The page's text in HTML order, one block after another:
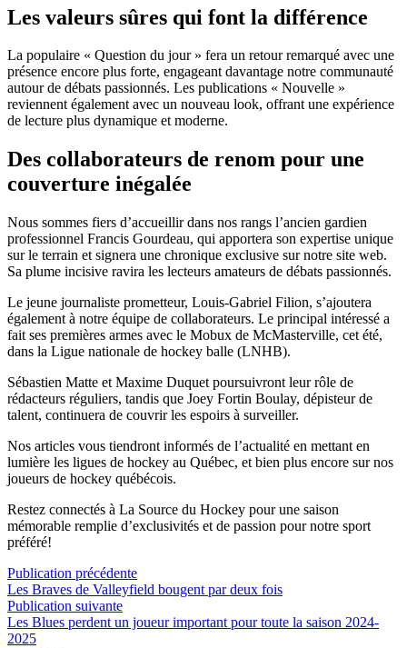
Les valeurs sûres qui font la différence
La populaire « Question du jour » fera un retour remarqué avec une
présence encore plus forte, engageant davantage notre communauté
autour de débats passionnés. Les publications « Nouvelle »
reviennent également avec un nouveau look, offrant une expérience
de lecture plus dynamique et moderne.
Des collaborateurs de renom pour une
couverture inégalée
Nous sommes fiers d’accueillir dans nos rangs l’ancien gardien
professionnel Francis Gourdeau, qui apportera son expertise unique
sur le terrain et signera une chronique exclusive sur notre site web.
Sa plume incisive ravira les lecteurs amateurs de débats passionnés.
Le jeune journaliste prometteur, Louis-Gabriel Filion, s’ajoutera
également à notre équipe de collaborateurs. Le principal intéressé a
fait ses premières armes avec le Mobux de McMasterville, cet été,
dans la Ligue nationale de hockey balle (LNHB).
Sébastien Matte et Maxime Duquet poursuivront leur rôle de
rédacteurs réguliers, tandis que Joey Fortin Boulay, dépisteur de
talent, continuera de couvrir les espoirs à surveiller.
Nos articles vous tiendront informés de l’actualité en mettant en
lumière les ligues de hockey au Québec, et bien plus encore sur nos
joueurs de hockey québécois.
Restez connectés à La Source du Hockey pour une saison
mémorable remplie d’exclusivités et de passion pour notre sport
préféré!
Navigation
de
l’article
Publication précédentePublication
précédente :
Les Braves de Valleyfield bougent par deux fois
Publication suivantePublication
suivante :
Les Blues perdent un joueur important pour toute la saison 2024-
2025